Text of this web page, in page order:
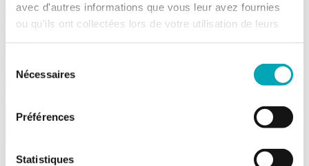
avec d'autres informations que vous leur avez fournies
ou qu'ils ont collectées lors de votre utilisation de leurs
Nécessaires
Préférences
Statistiques
CHF 50.- CHF 80.-
CHF 100.- CHF 150.-
Montant libre